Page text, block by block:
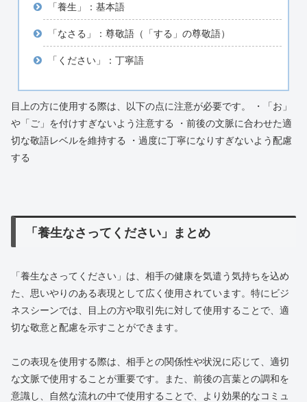
「養生」：基本語
「なさる」：尊敬語（「する」の尊敬語）
「ください」：丁寧語
目上の方に使用する際は、以下の点に注意が必要です。 ・「お」
や「ご」を付けすぎないよう注意する ・前後の文脈に合わせた適
切な敬語レベルを維持する ・過度に丁寧になりすぎないよう配慮
する
「養生なさってください」まとめ
「養生なさってください」は、相手の健康を気遣う気持ちを込め
た、思いやりのある表現として広く使用されています。特にビジ
ネスシーンでは、目上の方や取引先に対して使用することで、適
切な敬意と配慮を示すことができます。
この表現を使用する際は、相手との関係性や状況に応じて、適切
な文脈で使用することが重要です。また、前後の言葉との調和を
意識し、自然な流れの中で使用することで、より効果的なコミュ